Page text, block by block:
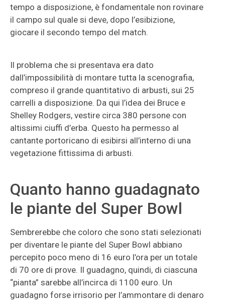
tempo a disposizione, è fondamentale non rovinare
il campo sul quale si deve, dopo l’esibizione,
giocare il secondo tempo del match.
Il problema che si presentava era dato
dall’impossibilità di montare tutta la scenografia,
compreso il grande quantitativo di arbusti, sui 25
carrelli a disposizione. Da qui l’idea dei Bruce e
Shelley Rodgers, vestire circa 380 persone con
altissimi ciuffi d’erba. Questo ha permesso al
cantante portoricano di esibirsi all’interno di una
vegetazione fittissima di arbusti.
Quanto hanno guadagnato
le piante del Super Bowl
Sembrerebbe che coloro che sono stati selezionati
per diventare le piante del Super Bowl abbiano
percepito poco meno di 16 euro l’ora per un totale
di 70 ore di prove. Il guadagno, quindi, di ciascuna
“pianta” sarebbe all’incirca di 1100 euro. Un
guadagno forse irrisorio per l’ammontare di denaro